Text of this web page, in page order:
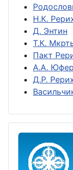
Н.К.
Д. Энтин
Т.К.
Пакт
А.А.
Д.Р.